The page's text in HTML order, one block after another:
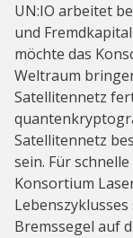
UN:IO arbeitet
und
möchte das
Weltraum
Satellitennetz
Satellitennetz
sein. Für
Konsortium
Bremssegel auf